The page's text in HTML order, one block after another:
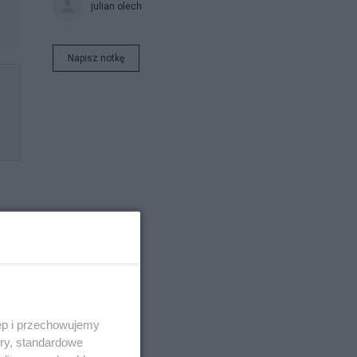
julian olech
Napisz notkę
i przechowujemy
standardowe